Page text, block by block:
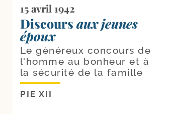
15 avril 1942
Discours aux jeunes
époux
Le généreux concours de
l'homme au bonheur et à
la sécurité de la famille
PIE XII